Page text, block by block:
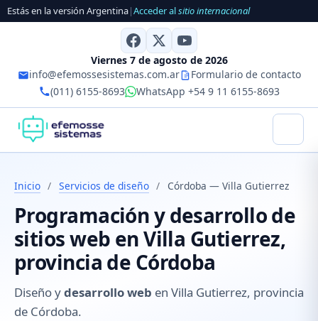
Estás en la versión Argentina|Acceder alsitio internacional
Viernes 7 de agosto de 2026
info@efemossesistemas.com.ar
Formulario de contacto
(011) 6155-8693
WhatsApp +54 9 11 6155-8693
Inicio / Servicios de diseño / Córdoba — Villa Gutierrez
Programación y desarrollo de
sitios web en Villa Gutierrez,
provincia de Córdoba
Diseño ydesarrollo web en Villa Gutierrez, provincia
de Córdoba.